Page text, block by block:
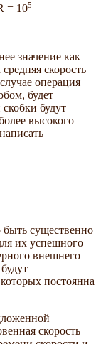
= 105
значение как
скорость
операция
будет
будут
высокого
быть существенно
их успешного
внешнего
постоянна
скорость